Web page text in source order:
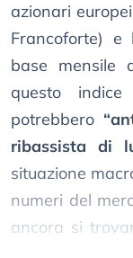
azionari
Francoforte) e
base mensile
questo
potrebbero
ribassista di
situazione
numeri del
ancora si